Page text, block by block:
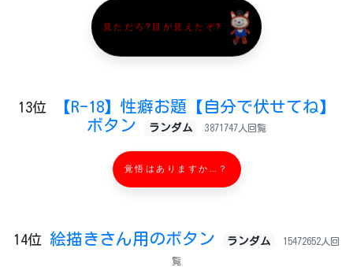
見ただろ?目が見えたぞ?
13位
【R-18】性癖お題【自分で伏せてね】
ボタン
ランダム 3871747人回覧
覚悟はありますか…？
14位 絵描きさん用のボタン ランダム 15472652人回
覧